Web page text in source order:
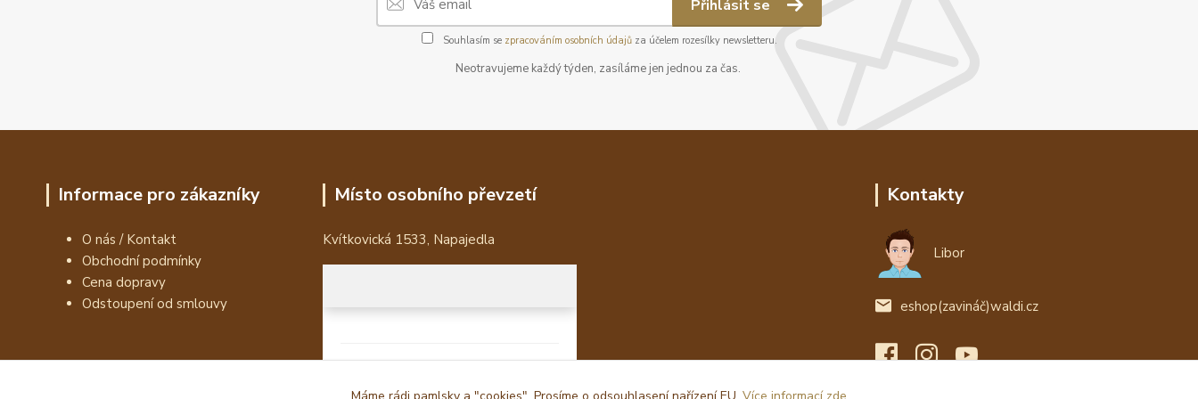
Přihlásit se
Souhlasím se zpracováním osobních údajůza účelem rozesílky newsletteru.
Neotravujeme každý týden, zasíláme jen jednou za čas.
Informace pro zákazníky
O nás / Kontakt
Obchodní podmínky
Cena dopravy
Odstoupení od smlouvy
Místo osobního převzetí
Kvítkovická 1533, Napajedla
Kontakty
Libor
eshop(zavináč)waldi.cz